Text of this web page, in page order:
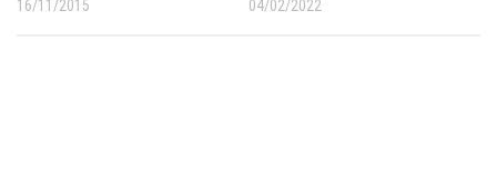
16/11/2015 04/02/2022